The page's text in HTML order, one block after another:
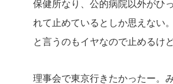
保健所なり、公的病院以外がひ
れて止めているとしか思えない
と言うのもイヤなので止めるけど
理事会で東京行きたかったー。